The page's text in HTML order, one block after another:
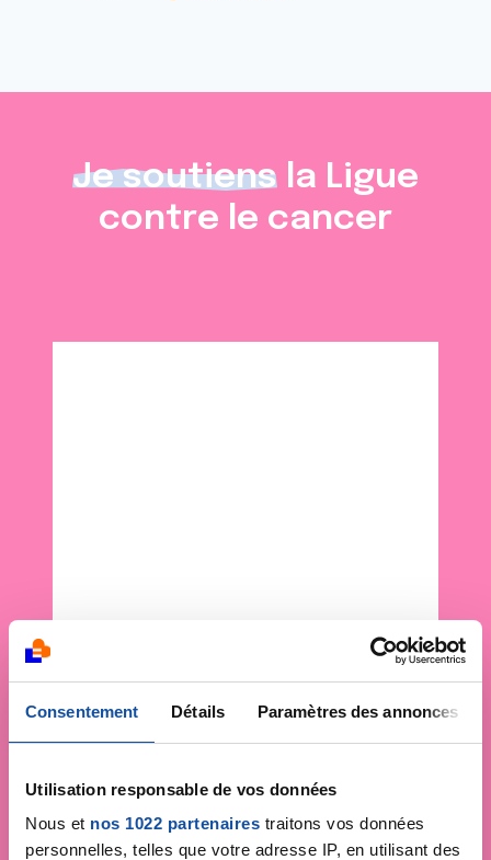
Consentement Détails Paramètres des annonces
Utilisation responsable de vos données
Nous et nos 1022 partenaires traitons vos données
personnelles, telles que votre adresse IP, en utilisant des
Je soutiens la Ligue
contre le cancer